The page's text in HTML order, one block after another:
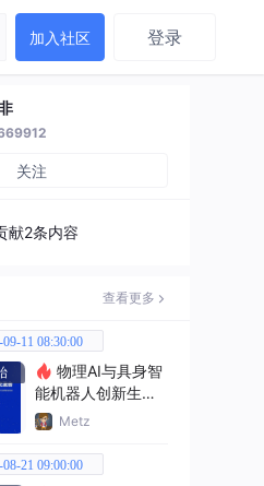
加入社区 登录
关注
献2条内容
查看更多
11 08:30:00
能机器人创新生态
交流会
Metz
21 09:00:00